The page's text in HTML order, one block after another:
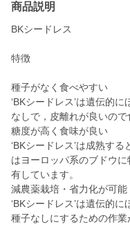
商品説明
BKシードレス
特徴
種子がなく食べやすい
‘BKシードレス’は遺伝的
なしで，皮離れが良いので
糖度が高く食味が良い
‘BKシードレス’は成熟す
はヨーロッパ系のブドウ
有しています。
減農薬栽培・省力化が可能
‘BKシードレス’は遺伝的
種子なしにするための作